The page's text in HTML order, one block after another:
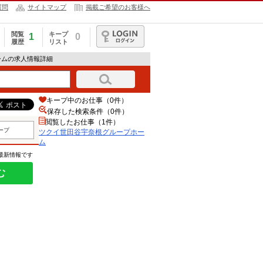
問 サイトマップ 掲載ご希望のお客様へ
閲覧
履歴
1
キープ
リスト
0
ログイン
の求人情報詳細
プ
新情報です
キープ中のお仕事（0件）
保存した検索条件（0件）
閲覧したお仕事（1件）
ツクイ世田谷宇奈根グループホー
ム